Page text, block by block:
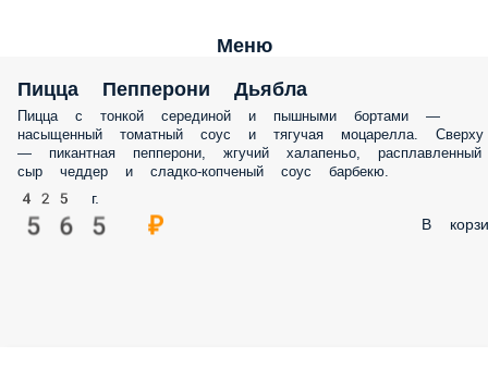
Меню
Пицца Пепперони Дьябла
Пицца с тонкой серединой и пышными бортами —
насыщенный томатный соус и тягучая моцарелла. Сверху
— пикантная пепперони, жгучий халапеньо, расплавленный
сыр чеддер и сладко-копченый соус барбекю.
425 г.
565 ₽ В